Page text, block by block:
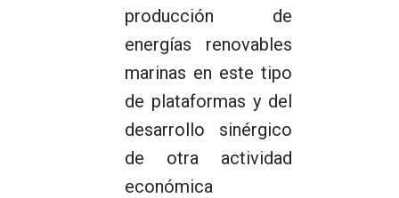
producción de
energías renovables
marinas en este tipo
de plataformas y del
desarrollo sinérgico
de otra actividad
económica